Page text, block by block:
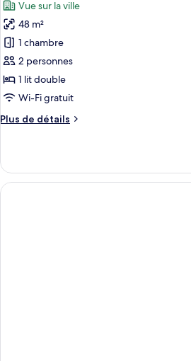
Studio
Luxe
les
photos
pour
ce
type
de
chambre :
Penthouse
Vue sur la ville
48 m²
1 chambre
2 personnes
1 lit double
Wi-Fi gratuit
Plus de détails
Plus
le
type
de